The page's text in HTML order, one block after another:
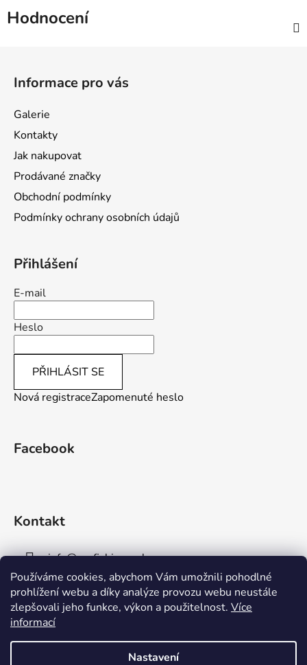
Používáme cookies, abychom Vám umožnili pohodlné
prohlížení webu a díky analýze provozu webu neustále
zlepšovali jeho funkce, výkon a použitelnost. Více
informací
Nastavení
Hodnocení
Informace pro vás
Galerie
Kontakty
Jak nakupovat
Prodávané značky
Obchodní podmínky
Podmínky ochrany osobních údajů
Přihlášení
E-mail
Heslo
PŘIHLÁSIT SE
Nová registraceZapomenuté heslo
Facebook
Kontakt
info@aaafishingpraha.cz
778 011 878